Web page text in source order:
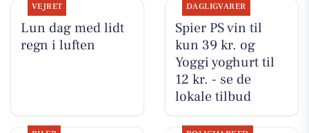
VEJRET
Lun dag med lidt
regn i luften
DAGLIGVARER
Spier PS vin til
kun 39 kr. og
Yoggi yoghurt til
12 kr. - se de
lokale tilbud